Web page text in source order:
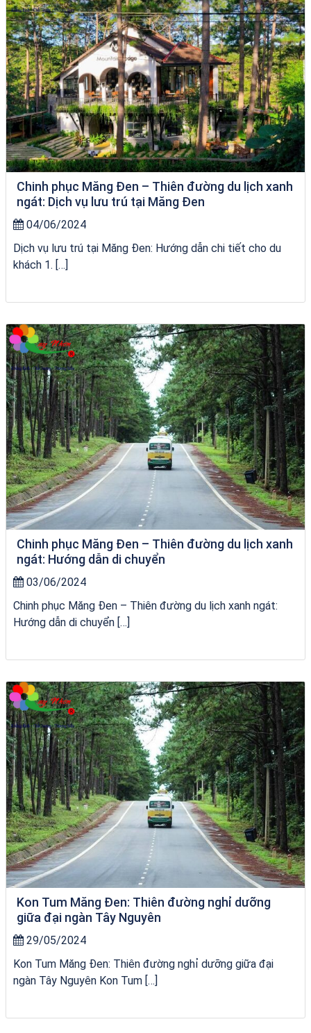
Chinh phục Măng Đen – Thiên đường du lịch xanh
ngát: Dịch vụ lưu trú tại Măng Đen
04/06/2024
Dịch vụ lưu trú tại Măng Đen: Hướng dẫn chi tiết cho du
khách 1. […]
Tour Đà Nẵng Quy Nhơn
Chinh phục Măng Đen – Thiên đường du lịch xanh
ngát: Hướng dẫn di chuyển
03/06/2024
Chinh phục Măng Đen – Thiên đường du lịch xanh ngát:
Hướng dẫn di chuyển […]
Tour Đà Nẵng Quy Nhơn
Kon Tum Măng Đen: Thiên đường nghỉ dưỡng
giữa đại ngàn Tây Nguyên
29/05/2024
Kon Tum Măng Đen: Thiên đường nghỉ dưỡng giữa đại
ngàn Tây Nguyên Kon Tum […]